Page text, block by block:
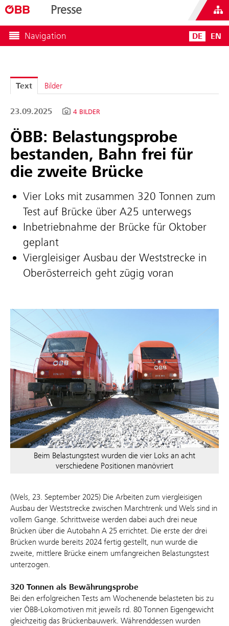
Presse
Navigation DE EN
Text Bilder
23.09.2025 4 BILDER
ÖBB: Belastungsprobe
bestanden, Bahn frei für
die zweite Brücke
Vier Loks mit zusammen 320 Tonnen zum
Test auf Brücke über A25 unterwegs
Inbetriebnahme der Brücke für Oktober
geplant
Viergleisiger Ausbau der Weststrecke in
Oberösterreich geht zügig voran
Beim Belastungstest wurden die vier Loks an acht
verschiedene Positionen manövriert
(Wels, 23. September 2025) Die Arbeiten zum viergleisigen
Ausbau der Weststrecke zwischen Marchtrenk und Wels sind in
vollem Gange. Schrittweise werden dabei auch drei neue
Brücken über die Autobahn A 25 errichtet. Die erste der drei
Brücken wurde bereits 2024 fertig gestellt, nun wurde die
zweite, mittlere Brücke einem umfangreichen Belastungstest
unterzogen.
320 Tonnen als Bewährungsprobe
Bei den erfolgreichen Tests am Wochenende belasteten bis zu
vier ÖBB-Lokomotiven mit jeweils rd. 80 Tonnen Eigengewicht
gleichzeitig das Brückenbauwerk. Währenddessen wurden